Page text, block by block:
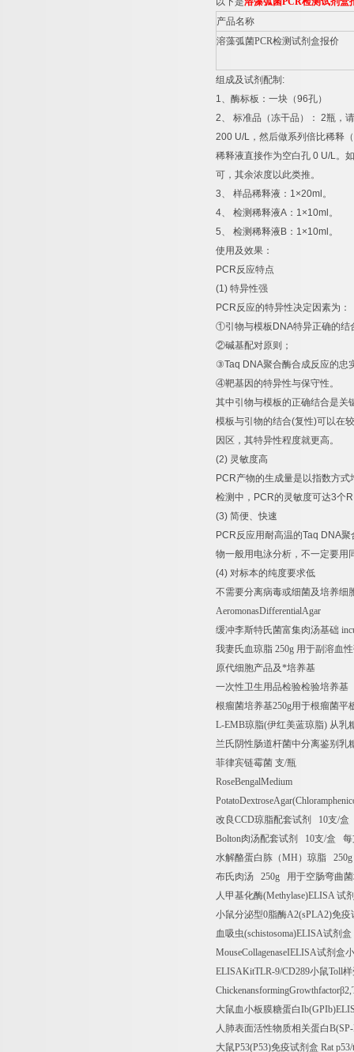
产品名称
溶藻弧菌PCR检测试剂盒报价
组成及试剂配制 :
1、酶标板：一块（96孔）
2、 标准品（冻干品）： 2瓶，
200 U/L ，然后做系列倍比稀释
稀释液直接作为空白孔 0 U/L。
可，其余浓度以此类推。
3、 样品稀释液： 1×20ml 。
4、 检测稀释液A ： 1×10ml 。
5、 检测稀释液 B ： 1×10ml 。
使用及效果：
PCR反应特点
(1) 特异性强
PCR反应的特异性决定因素为：
①引物与模板 DNA特异正确的结
②碱基配对原则；
③Taq DNA聚合酶合成反应的忠
④靶基因的特异性与保守性。
其中引物与模板的正确结合是关
模板与引物的结合(复性)可以在
因区，其特异性程度就更高。
(2) 灵敏度高
PCR产物的生成量是以指数方式
检测中， PCR的灵敏度可达3个
(3) 简便、快速
PCR反应用耐高温的Taq DNA聚
物一般用电泳分析，不一定要用
(4) 对标本的纯度要求低
不需要分离病毒或细菌及培养细
AeromonasDifferentialAgar
缓冲李斯特氏菌富集肉汤基础
我妻氏血琼脂 250g 用于副溶血
原代细胞产品及*培养基
一次性卫生用品检验检验培养基
根瘤菌培养基250g用于根瘤菌平
L-EMB琼脂(伊红美蓝琼脂) 从乳
兰氏阴性肠道杆菌中分离鉴别乳
菲律宾链霉菌 支/瓶
RoseBengalMedium
改良CCD琼脂配套试剂 10支/盒
Bolton肉汤配套试剂 10支/盒
水解酪蛋白胨（MH ）琼脂
布氏肉汤 250g 用于空肠弯曲
人甲基化酶(Methylase)ELISA试
小鼠分泌型0脂酶A2(sPLA2)免疫
血吸虫(schistosoma)ELISA试剂盒
MouseCollagenaseIELISA试剂盒
ELISAKitTLR-9/CD289小鼠Toll
ChickenansformingGrowthfactorβ
大鼠血小板膜糖蛋白
人肺表面活性物质相关蛋白
大鼠P53(P53)免疫试剂盒 Rat